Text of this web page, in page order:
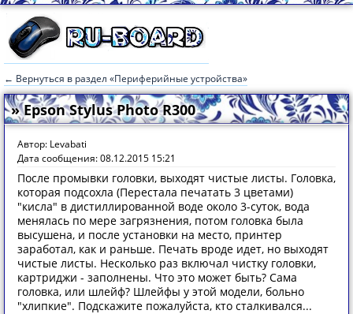
← Вернуться в раздел «Периферийные устройства»
» Epson Stylus Photo R300
Автор: Levabati
Дата сообщения: 08.12.2015 15:21
После промывки головки, выходят чистые листы. Головка,
которая подсохла (Перестала печатать 3 цветами)
"кисла" в дистиллированной воде около 3-суток, вода
менялась по мере загрязнения, потом головка была
высушена, и после установки на место, принтер
заработал, как и раньше. Печать вроде идет, но выходят
чистые листы. Несколько раз включал чистку головки,
картриджи - заполнены. Что это может быть? Сама
головка, или шлейф? Шлейфы у этой модели, больно
"хлипкие". Подскажите пожалуйста, кто сталкивался...